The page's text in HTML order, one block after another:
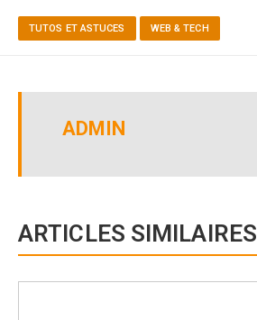
TUTOS ET ASTUCES WEB & TECH
ADMIN
ARTICLES SIMILAIRES